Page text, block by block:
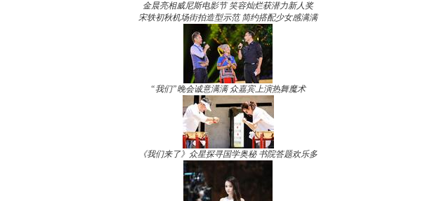
金晨亮相威尼斯电影节 笑容灿烂获潜力新人奖
宋轶初秋机场街拍造型示范 简约搭配少女感满满
“我们”晚会诚意满满 众嘉宾上演热舞魔术
《我们来了》众星探寻国学奥秘 书院答题欢乐多